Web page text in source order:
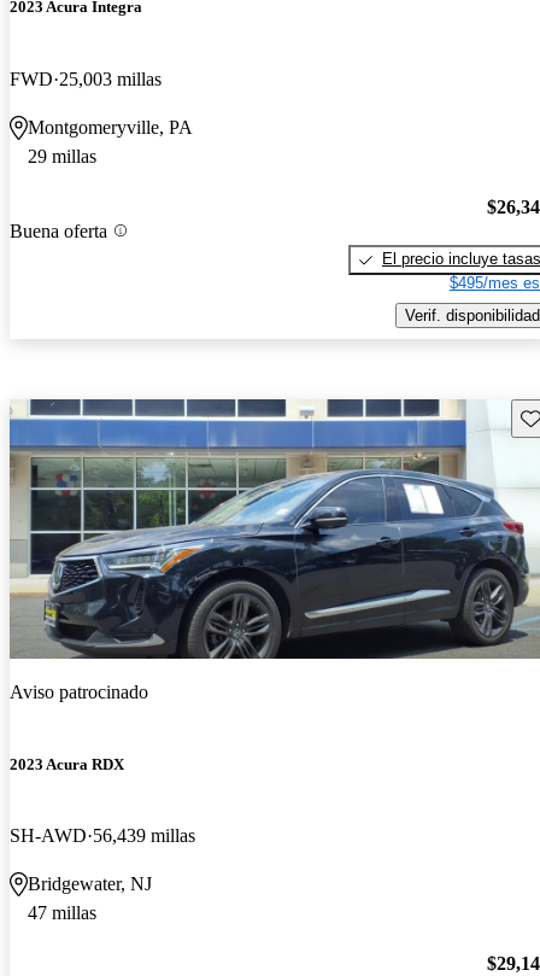
2023 Acura Integra
FWD 25,003 millas
Montgomeryville, PA
29 millas
Buena oferta
El precio incluye tasas
$495/mes
Verif. disponibilidad
Aviso patrocinado
2023 Acura RDX
SH-AWD 56,439 millas
Bridgewater, NJ
47 millas